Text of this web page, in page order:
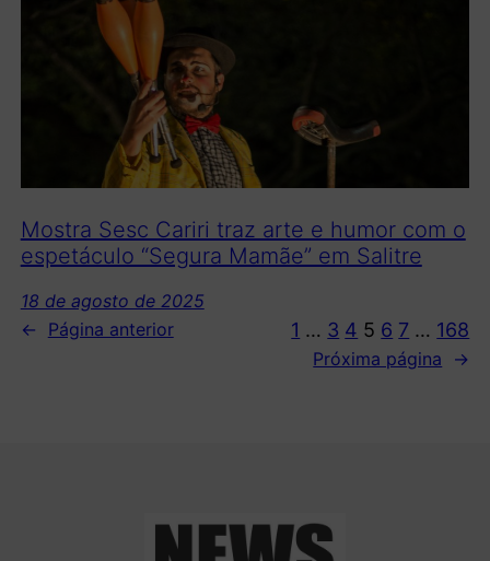
Mostra Sesc Cariri traz arte e humor com o
espetáculo “Segura Mamãe” em Salitre
18 de agosto de 2025
←
Página anterior 1 … 3 4 5 6 7 … 168
Próxima página →